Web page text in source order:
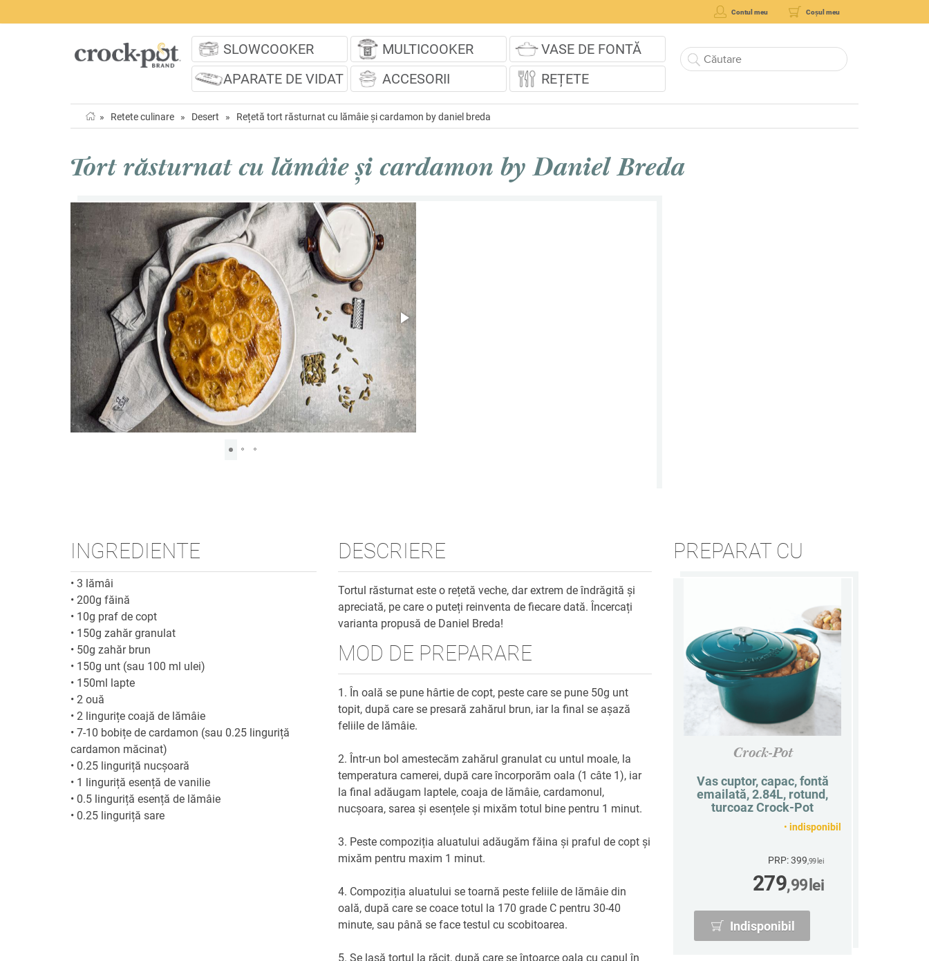
Contul meu Coșul meu
SLOWCOOKER MULTICOOKER
VASE DE FONTĂ
APARATE DE VIDAT
ACCESORII REȚETE
» Retete culinare » Desert » Rețetă tort răsturnat cu lămâie și cardamon by daniel breda
Tort răsturnat cu lămâie și cardamon by Daniel Breda
INGREDIENTE
• 3 lămâi
• 200g făină
• 10g praf de copt
• 150g zahăr granulat
• 50g zahăr brun
• 150g unt (sau 100 ml ulei)
• 150ml lapte
• 2 ouă
• 2 lingurițe coajă de lămâie
• 7-10 bobițe de cardamon (sau 0.25 linguriță
cardamon măcinat)
• 0.25 linguriță nucșoară
• 1 linguriță esență de vanilie
• 0.5 linguriță esență de lămâie
• 0.25 linguriță sare
DESCRIERE
Tortul răsturnat este o rețetă veche, dar extrem de îndrăgită și
apreciată, pe care o puteți reinventa de fiecare dată. Încercați
varianta propusă de Daniel Breda!
MOD DE PREPARARE
1. În oală se pune hârtie de copt, peste care se pune 50g unt
topit, după care se presară zahărul brun, iar la final se așază
feliile de lămâie.
2. Într-un bol amestecăm zahărul granulat cu untul moale, la
temperatura camerei, după care încorporăm oala (1 câte 1), iar
la final adăugam laptele, coaja de lămâie, cardamonul,
nucșoara, sarea și esențele și mixăm totul bine pentru 1 minut.
3. Peste compoziția aluatului adăugăm făina și praful de copt și
mixăm pentru maxim 1 minut.
4. Compoziția aluatului se toarnă peste feliile de lămâie din
oală, după care se coace totul la 170 grade C pentru 30-40
minute, sau până se face testul cu scobitoarea.
5. Se lasă tortul la răcit, după care se întoarce oala cu capul în
PREPARAT CU
Crock-Pot
Vas cuptor, capac, fontă
emailată, 2.84L, rotund,
turcoaz Crock-Pot
•indisponibil
PRP: 399,99 lei
279,99 lei
Indisponibil